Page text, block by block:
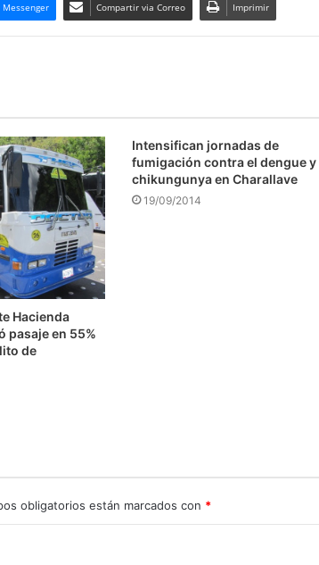
Messenger Compartir via Correo Imprimir
Hacienda
pasaje en 55%
de
Intensifican jornadas de
fumigación contra el dengue y
chikungunya en Charallave
19/09/2014
obligatorios están marcados con *